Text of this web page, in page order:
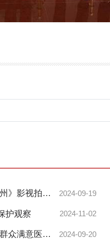
》影视拍摄
2024-09-19
护观察 2024-11-02
众满意医疗
2024-09-20